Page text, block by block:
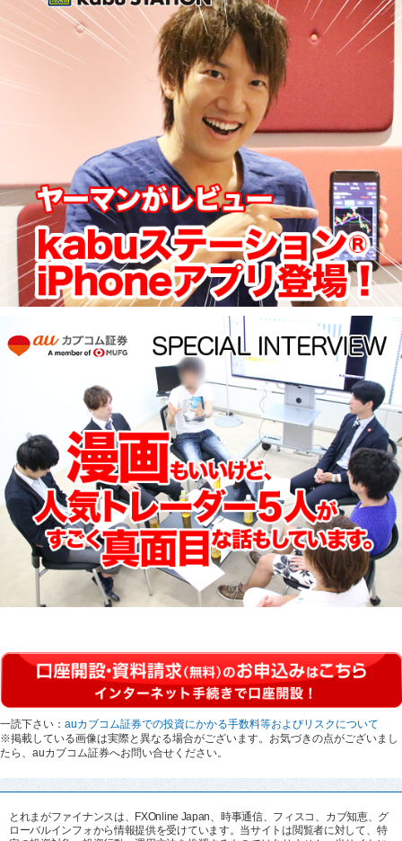
一読下さい： auカブコム証券での投資にかかる手数料等およびリスクについて
※掲載している画像は実際と異なる場合がございます。お気づきの点がございまし
たら、auカブコム証券へお問い合せください。
とれまがファイナンスは、FXOnline Japan、時事通信、フィスコ、カブ知恵、グ
ローバルインフォから情報提供を受けています。当サイトは閲覧者に対して、特